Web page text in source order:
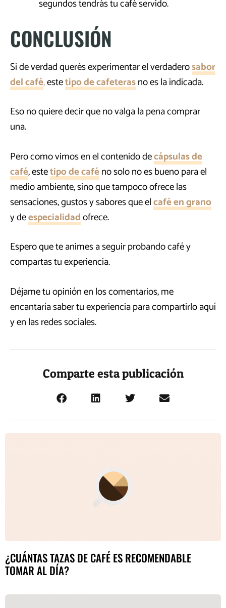
segundos tendrás tu café servido.
CONCLUSIÓN
Si de verdad querés experimentar el verdaderosabor
del café,estetipo de cafeterasno es la indicada.
Eso no quiere decir que no valga la pena comprar
una.
Pero como vimos en el contenido decápsulas de
café, estetipo de caféno solo no es bueno para el
medio ambiente, sino que tampoco ofrece las
sensaciones, gustos y sabores que elcafé en grano
y deespecialidadofrece.
Espero que te animes a seguir probando café y
compartas tu experiencia.
Déjame tu opinión en los comentarios, me
encantaría saber tu experiencia para compartirlo aquí
y en las redes sociales.
Comparte esta publicación
¿CUÁNTAS TAZAS DE CAFÉ ES RECOMENDABLE
TOMAR AL DÍA?